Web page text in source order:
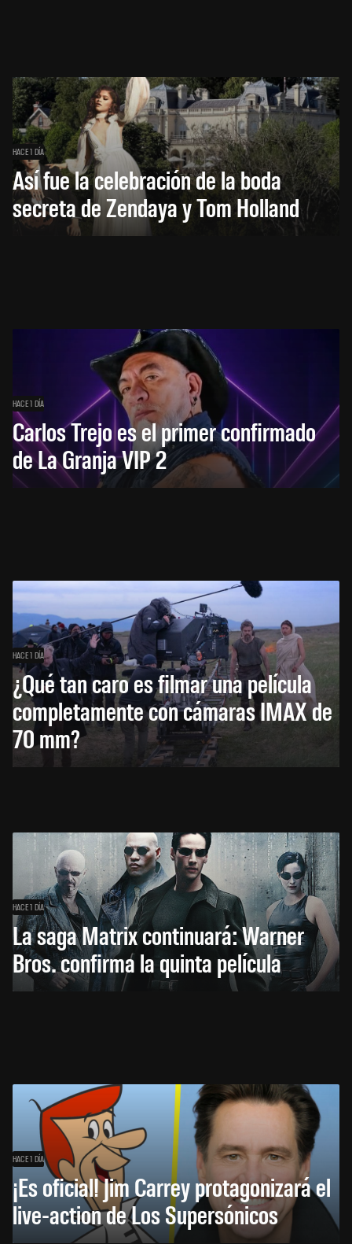
HACE 1 DÍA
Así fue la celebración de la boda
secreta de Zendaya y Tom Holland
HACE 1 DÍA
Carlos Trejo es el primer confirmado
de La Granja VIP 2
HACE 1 DÍA
¿Qué tan caro es filmar una película
completamente con cámaras IMAX de
70 mm?
HACE 1 DÍA
La saga Matrix continuará: Warner
Bros. confirma la quinta película
HACE 1 DÍA
¡Es oficial! Jim Carrey protagonizará el
live-action de Los Supersónicos